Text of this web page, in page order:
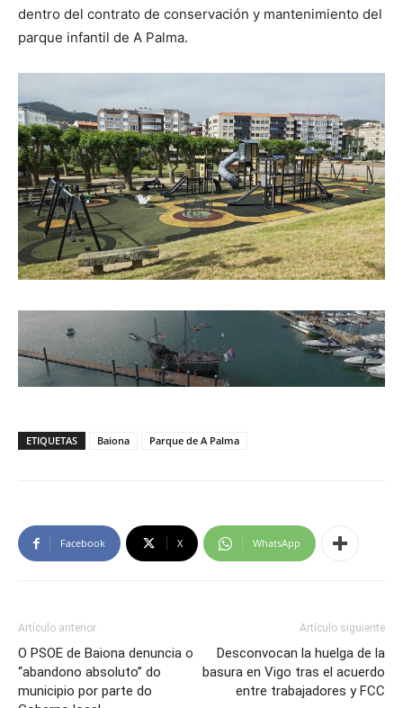
dentro del contrato de conservación y mantenimiento del
parque infantil de A Palma.
ETIQUETAS Baiona Parque de A Palma
Facebook X WhatsApp
Artículo anterior
O PSOE de Baiona denuncia o
“abandono absoluto” do
municipio por parte do
Artículo siguiente
Desconvocan la huelga de la
basura en Vigo tras el acuerdo
entre trabajadores y FCC